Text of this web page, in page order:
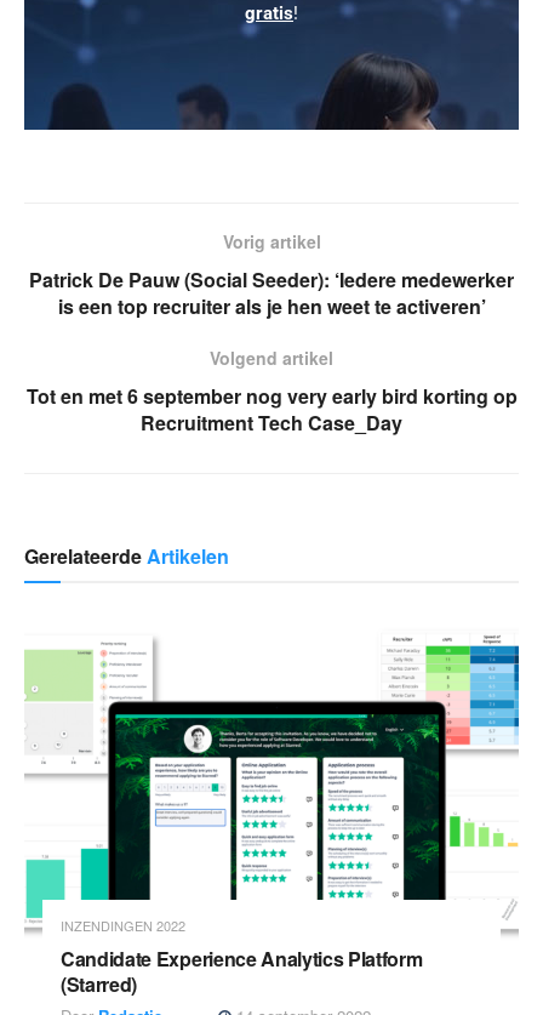
gratis!
Vorig artikel
Patrick De Pauw (Social Seeder): ‘Iedere medewerker
is een top recruiter als je hen weet te activeren’
Volgend artikel
Tot en met 6 september nog very early bird korting op
Recruitment Tech Case_Day
Gerelateerde Artikelen
INZENDINGEN 2022
Candidate Experience Analytics Platform
(Starred)